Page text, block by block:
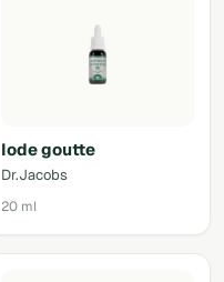
Iode goutte
Dr.Jacobs
20 ml